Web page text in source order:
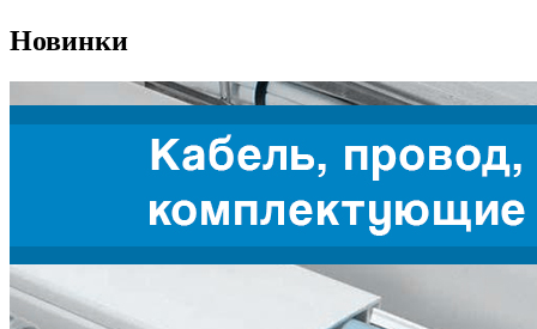
Новинки